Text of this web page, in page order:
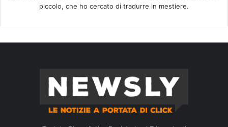
piccolo, che ho cercato di tradurre in mestiere.